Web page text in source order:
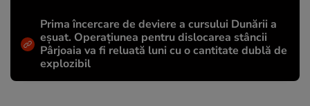
Prima încercare de deviere a cursului Dunării a
eșuat. Operațiunea pentru dislocarea stâncii
Pârjoaia va fi reluată luni cu o cantitate dublă de
explozibil